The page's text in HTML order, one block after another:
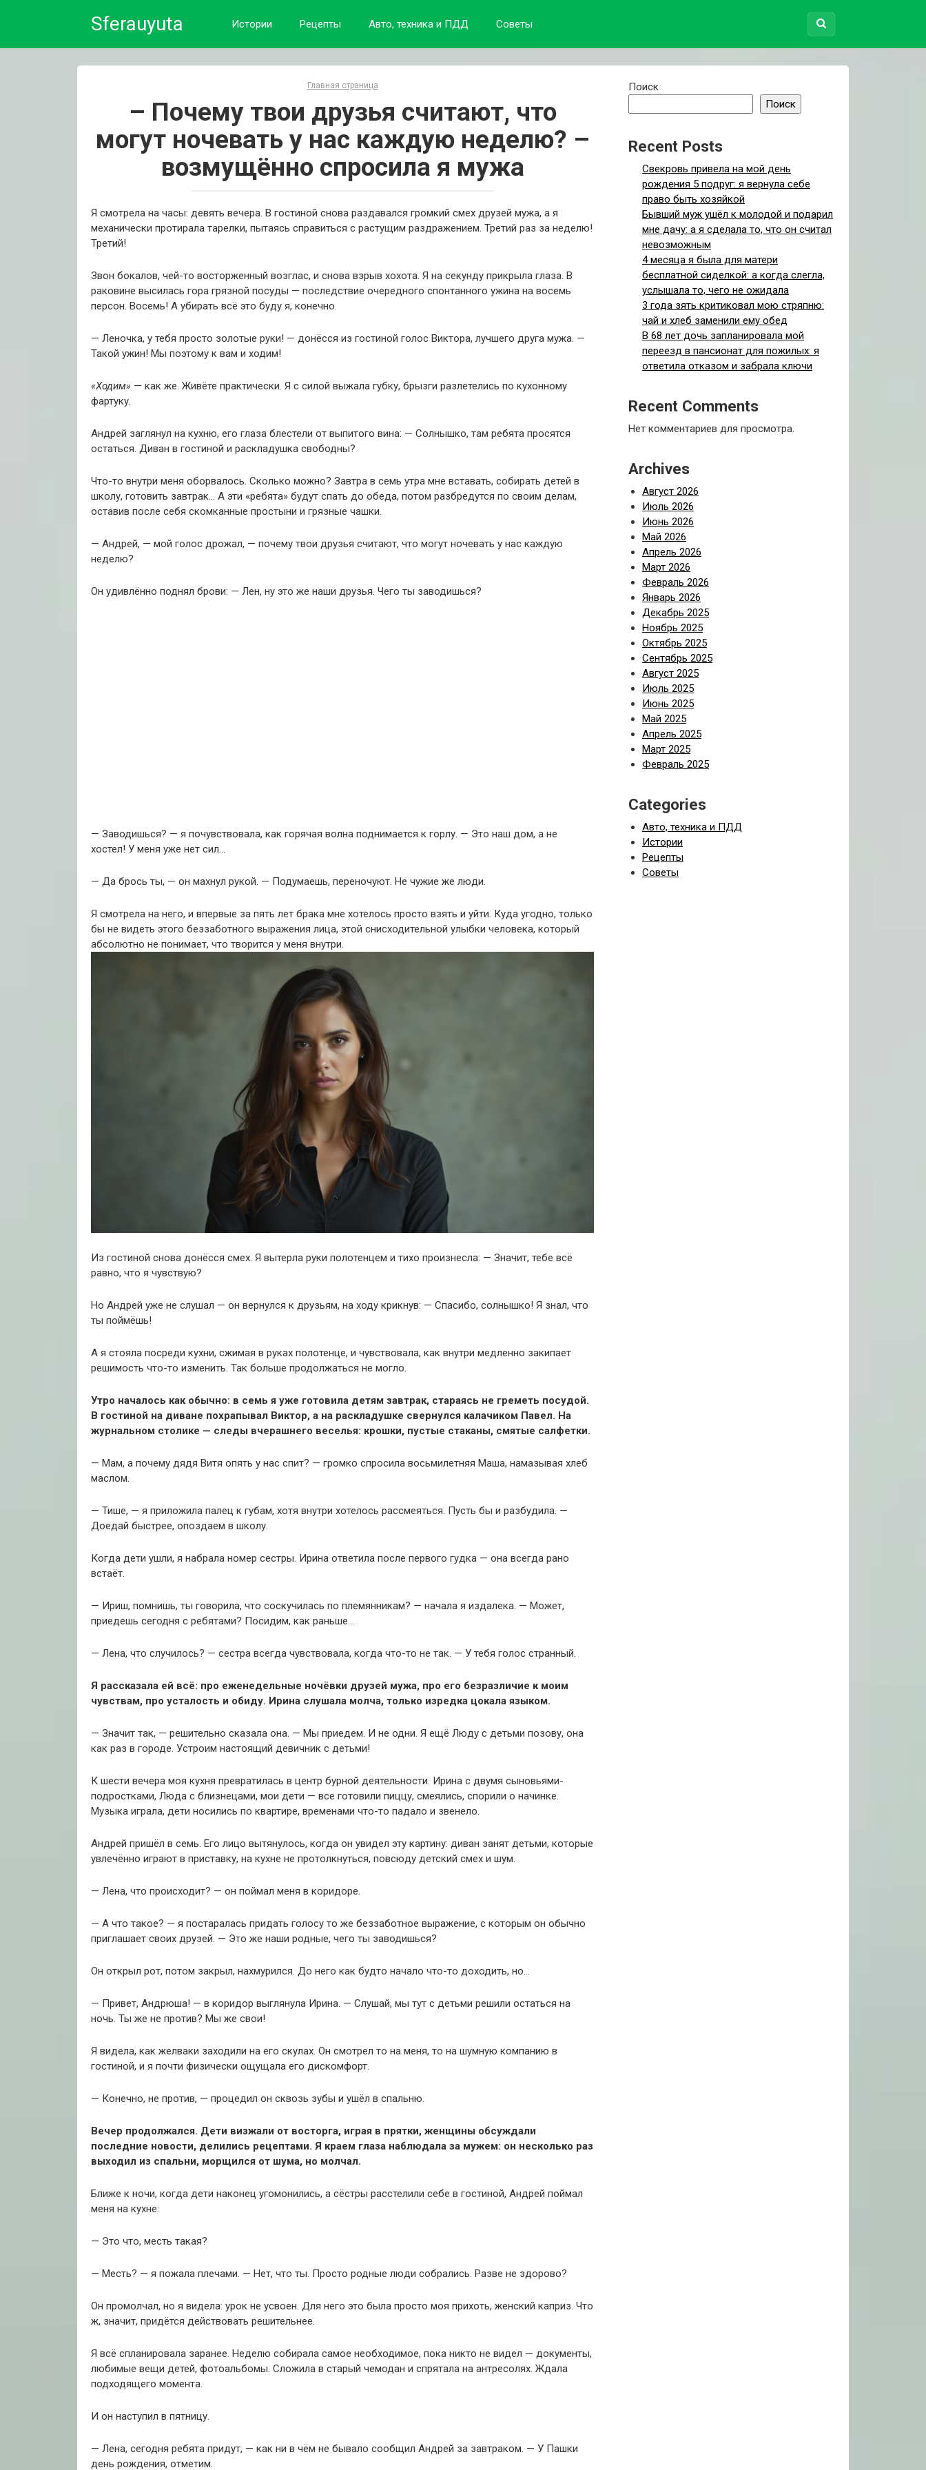
Sferauyuta Истории Рецепты Авто, техника и ПДД Советы
Главная страница
– Почему твои друзья считают, что
могут ночевать у нас каждую неделю? –
возмущённо спросила я мужа
Я смотрела на часы: девять вечера. В гостиной снова раздавался громкий смех друзей мужа, а я
механически протирала тарелки, пытаясь справиться с растущим раздражением. Третий раз за неделю!
Третий!
Звон бокалов, чей-то восторженный возглас, и снова взрыв хохота. Я на секунду прикрыла глаза. В
раковине высилась гора грязной посуды — последствие очередного спонтанного ужина на восемь
персон. Восемь! А убирать всё это буду я, конечно.
— Леночка, у тебя просто золотые руки! — донёсся из гостиной голос Виктора, лучшего друга мужа. —
Такой ужин! Мы поэтому к вам и ходим!
«Ходим» — как же. Живёте практически. Я с силой выжала губку, брызги разлетелись по кухонному
фартуку.
Андрей заглянул на кухню, его глаза блестели от выпитого вина: — Солнышко, там ребята просятся
остаться. Диван в гостиной и раскладушка свободны?
Что-то внутри меня оборвалось. Сколько можно? Завтра в семь утра мне вставать, собирать детей в
школу, готовить завтрак… А эти «ребята» будут спать до обеда, потом разбредутся по своим делам,
оставив после себя скомканные простыни и грязные чашки.
— Андрей, — мой голос дрожал, — почему твои друзья считают, что могут ночевать у нас каждую
неделю?
Он удивлённо поднял брови: — Лен, ну это же наши друзья. Чего ты заводишься?
— Заводишься? — я почувствовала, как горячая волна поднимается к горлу. — Это наш дом, а не
хостел! У меня уже нет сил…
— Да брось ты, — он махнул рукой. — Подумаешь, переночуют. Не чужие же люди.
Я смотрела на него, и впервые за пять лет брака мне хотелось просто взять и уйти. Куда угодно, только
бы не видеть этого беззаботного выражения лица, этой снисходительной улыбки человека, который
абсолютно не понимает, что творится у меня внутри.
Из гостиной снова донёсся смех. Я вытерла руки полотенцем и тихо произнесла: — Значит, тебе всё
равно, что я чувствую?
Но Андрей уже не слушал — он вернулся к друзьям, на ходу крикнув: — Спасибо, солнышко! Я знал, что
ты поймёшь!
А я стояла посреди кухни, сжимая в руках полотенце, и чувствовала, как внутри медленно закипает
решимость что-то изменить. Так больше продолжаться не могло.
Утро началось как обычно: в семь я уже готовила детям завтрак, стараясь не греметь посудой.
В гостиной на диване похрапывал Виктор, а на раскладушке свернулся калачиком Павел. На
журнальном столике — следы вчерашнего веселья: крошки, пустые стаканы, смятые салфетки.
— Мам, а почему дядя Витя опять у нас спит? — громко спросила восьмилетняя Маша, намазывая хлеб
маслом.
— Тише, — я приложила палец к губам, хотя внутри хотелось рассмеяться. Пусть бы и разбудила. —
Доедай быстрее, опоздаем в школу.
Когда дети ушли, я набрала номер сестры. Ирина ответила после первого гудка — она всегда рано
встаёт.
— Ириш, помнишь, ты говорила, что соскучилась по племянникам? — начала я издалека. — Может,
приедешь сегодня с ребятами? Посидим, как раньше…
— Лена, что случилось? — сестра всегда чувствовала, когда что-то не так. — У тебя голос странный.
Я рассказала ей всё: про еженедельные ночёвки друзей мужа, про его безразличие к моим
чувствам, про усталость и обиду. Ирина слушала молча, только изредка цокала языком.
— Значит так, — решительно сказала она. — Мы приедем. И не одни. Я ещё Люду с детьми позову, она
как раз в городе. Устроим настоящий девичник с детьми!
К шести вечера моя кухня превратилась в центр бурной деятельности. Ирина с двумя сыновьями-
подростками, Люда с близнецами, мои дети — все готовили пиццу, смеялись, спорили о начинке.
Музыка играла, дети носились по квартире, временами что-то падало и звенело.
Андрей пришёл в семь. Его лицо вытянулось, когда он увидел эту картину: диван занят детьми, которые
увлечённо играют в приставку, на кухне не протолкнуться, повсюду детский смех и шум.
— Лена, что происходит? — он поймал меня в коридоре.
— А что такое? — я постаралась придать голосу то же беззаботное выражение, с которым он обычно
приглашает своих друзей. — Это же наши родные, чего ты заводишься?
Он открыл рот, потом закрыл, нахмурился. До него как будто начало что-то доходить, но…
— Привет, Андрюша! — в коридор выглянула Ирина. — Слушай, мы тут с детьми решили остаться на
ночь. Ты же не против? Мы же свои!
Я видела, как желваки заходили на его скулах. Он смотрел то на меня, то на шумную компанию в
гостиной, и я почти физически ощущала его дискомфорт.
— Конечно, не против, — процедил он сквозь зубы и ушёл в спальню.
Вечер продолжался. Дети визжали от восторга, играя в прятки, женщины обсуждали
последние новости, делились рецептами. Я краем глаза наблюдала за мужем: он несколько раз
выходил из спальни, морщился от шума, но молчал.
Ближе к ночи, когда дети наконец угомонились, а сёстры расстелили себе в гостиной, Андрей поймал
меня на кухне:
— Это что, месть такая?
— Месть? — я пожала плечами. — Нет, что ты. Просто родные люди собрались. Разве не здорово?
Он промолчал, но я видела: урок не усвоен. Для него это была просто моя прихоть, женский каприз. Что
ж, значит, придётся действовать решительнее.
Я всё спланировала заранее. Неделю собирала самое необходимое, пока никто не видел — документы,
любимые вещи детей, фотоальбомы. Сложила в старый чемодан и спрятала на антресолях. Ждала
подходящего момента.
И он наступил в пятницу.
— Лена, сегодня ребята придут, — как ни в чём не бывало сообщил Андрей за завтраком. — У Пашки
день рождения, отметим.
Поиск
Поиск
Recent Posts
Свекровь привела на мой день
рождения 5 подруг: я вернула себе
право быть хозяйкой
Бывший муж ушёл к молодой и подарил
мне дачу: а я сделала то, что он считал
невозможным
4 месяца я была для матери
бесплатной сиделкой: а когда слегла,
услышала то, чего не ожидала
3 года зять критиковал мою стряпню:
чай и хлеб заменили ему обед
В 68 лет дочь запланировала мой
переезд в пансионат для пожилых: я
ответила отказом и забрала ключи
Recent Comments
Нет комментариев для просмотра.
Archives
Август 2026
Июль 2026
Июнь 2026
Май 2026
Апрель 2026
Март 2026
Февраль 2026
Январь 2026
Декабрь 2025
Ноябрь 2025
Октябрь 2025
Сентябрь 2025
Август 2025
Июль 2025
Июнь 2025
Май 2025
Апрель 2025
Март 2025
Февраль 2025
Categories
Авто, техника и ПДД
Истории
Рецепты
Советы